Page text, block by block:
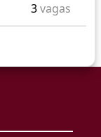
3vagas